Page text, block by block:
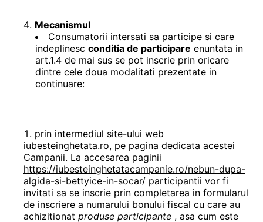
Mecanismul
Consumatorii intersati sa participe si care
indeplinesc conditia de participare enuntata in
art.1.4 de mai sus se pot inscrie prin oricare
dintre cele doua modalitati prezentate in
continuare:
prin intermediul site-ului web
iubesteinghetata.ro, pe pagina dedicata acestei
Campanii. La accesarea paginii
https://iubesteinghetatacampanie.ro/nebun-dupa-
algida-si-bettyice-in-socar/ participantii vor fi
invitati sa se inscrie prin completarea in formularul
de inscriere a numarului bonului fiscal cu care au
achizitionat produse participante , asa cum este